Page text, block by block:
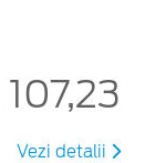
Vezi detalii